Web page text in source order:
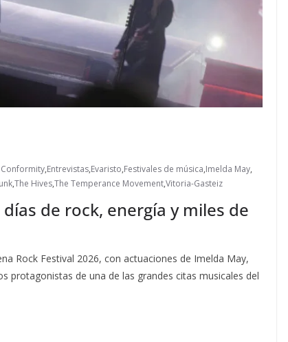
,Entrevistas,Evaristo,Festivales de música,Imelda May,
,The Hives,The Temperance Movement,Vitoria-Gasteiz
de rock, energía y miles de
Rock Festival 2026, con actuaciones de Imelda May,
protagonistas de una de las grandes citas musicales del